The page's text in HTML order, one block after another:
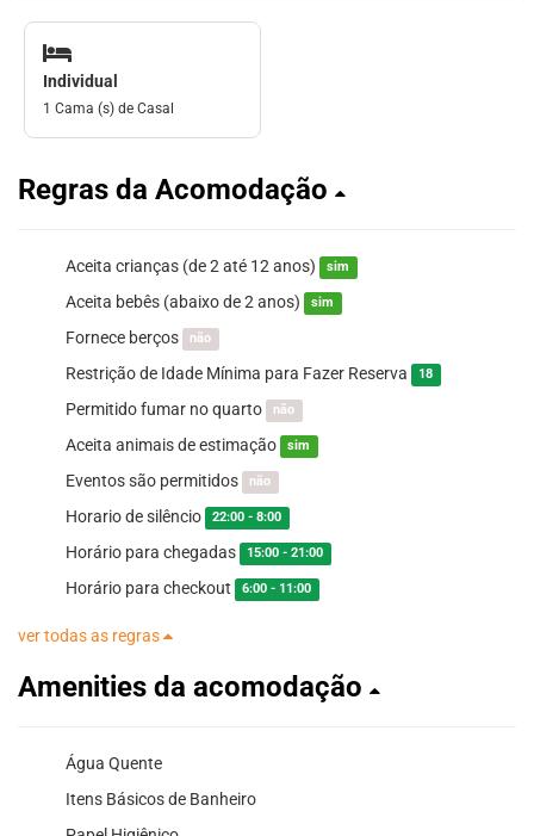
Individual
1 Cama (s) de Casal
Regras da Acomodação
Aceita crianças (de 2 até 12 anos) sim
Aceita bebês (abaixo de 2 anos) sim
Fornece berços não
Restrição de Idade Mínima para Fazer Reserva 18
Permitido fumar no quarto não
Aceita animais de estimação sim
Eventos são permitidos não
Horario de silêncio 22:00 - 8:00
Horário para chegadas 15:00 - 21:00
Horário para checkout 6:00 - 11:00
ver todas as regras
Amenities da acomodação
Água Quente
Itens Básicos de Banheiro